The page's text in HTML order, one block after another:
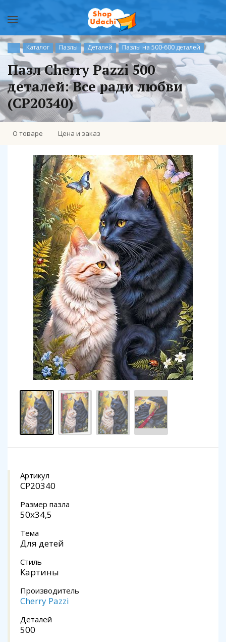
Каталог Пазлы Деталей Пазлы на 500-600 деталей
Пазл Cherry Pazzi 500
деталей: Все ради любви
(CP20340)
О товаре Цена и заказ
Артикул
CP20340
Размер пазла
50x34,5
Тема
Для детей
Стиль
Картины
Производитель
Cherry Pazzi
Деталей
500